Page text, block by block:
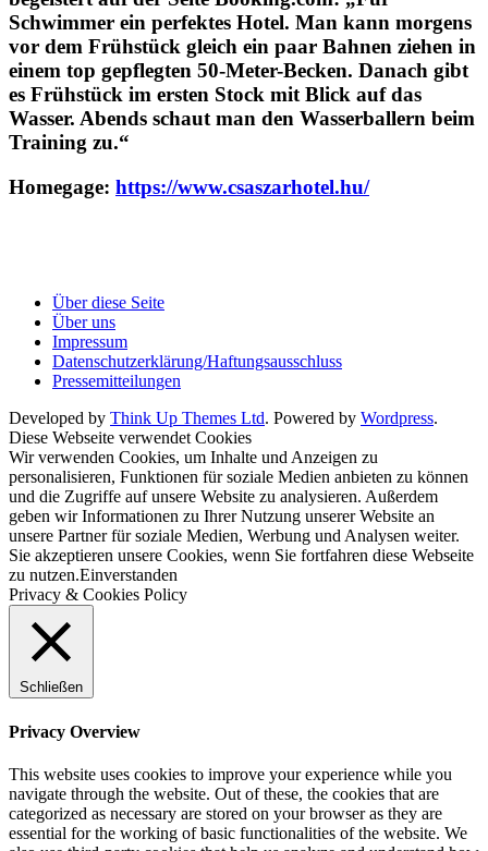
Schwimmer ein perfektes Hotel. Man kann morgens
vor dem Frühstück gleich ein paar Bahnen ziehen in
einem top gepflegten 50-Meter-Becken. Danach gibt
es Frühstück im ersten Stock mit Blick auf das
Wasser. Abends schaut man den Wasserballern beim
Training zu.“
Homegage: https://www.csaszarhotel.hu/
Über diese Seite
Über uns
Impressum
Datenschutzerklärung/Haftungsausschluss
Pressemitteilungen
Developed by Think Up Themes Ltd. Powered by Wordpress.
Diese Webseite verwendet Cookies
Wir verwenden Cookies, um Inhalte und Anzeigen zu
personalisieren, Funktionen für soziale Medien anbieten zu können
und die Zugriffe auf unsere Website zu analysieren. Außerdem
geben wir Informationen zu Ihrer Nutzung unserer Website an
unsere Partner für soziale Medien, Werbung und Analysen weiter.
Sie akzeptieren unsere Cookies, wenn Sie fortfahren diese Webseite
zu nutzen.Einverstanden
Privacy & Cookies Policy
Schließen
Privacy Overview
This website uses cookies to improve your experience while you
navigate through the website. Out of these, the cookies that are
categorized as necessary are stored on your browser as they are
essential for the working of basic functionalities of the website. We